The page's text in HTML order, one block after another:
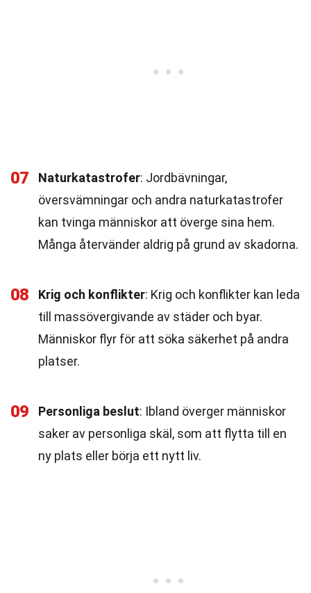
07 Naturkatastrofer: Jordbävningar,
översvämningar och andra naturkatastrofer
kan tvinga människor att överge sina hem.
Många återvänder aldrig på grund av skadorna.
08 Krig och konflikter: Krig och konflikter kan leda
till massövergivande av städer och byar.
Människor flyr för att söka säkerhet på andra
platser.
09 Personliga beslut: Ibland överger människor
saker av personliga skäl, som att flytta till en
ny plats eller börja ett nytt liv.